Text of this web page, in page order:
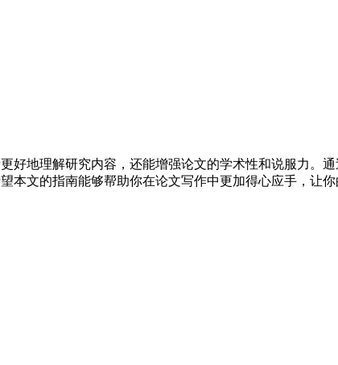
好地理解研究内容，还能增强论文的学术性和说服力。
本文的指南能够帮助你在论文写作中更加得心应手，让你